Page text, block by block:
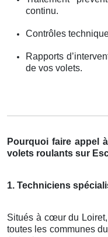
continu.
Contrôles
Rapports
de vos volets.
Pourquoi faire appel
volets roulants sur
1. Techniciens
Situés à cœur du
toutes les communes